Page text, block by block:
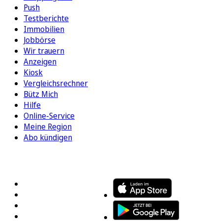
Push
Testberichte
Immobilien
Jobbörse
Wir trauern
Anzeigen
Kiosk
Vergleichsrechner
Bütz Mich
Hilfe
Online-Service
Meine Region
Abo kündigen